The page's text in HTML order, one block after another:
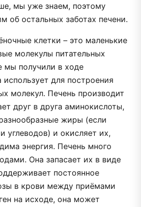
мы уже знаем, поэтому
об остальных заботах печени.
клетки – это маленькие
молекулы питательных
мы получили в ходе
для построения
молекул. Печень производит
друг в друга аминокислоты,
жиры (если
углеводов) и окисляет их,
энергия. Печень много
Она запасает их в виде
постоянное
в крови между приёмами
на исходе, она может